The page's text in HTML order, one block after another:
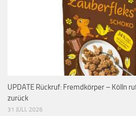
UPDATE Rückruf: Fremdkörper – Kölln
zurück
31 JULI, 2026